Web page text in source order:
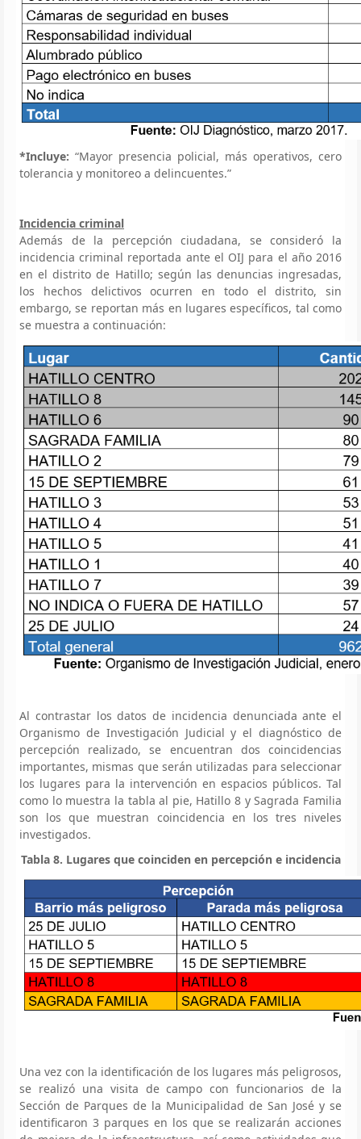
*Incluye: “Mayor presencia policial, más operativos, cero
tolerancia y monitoreo a delincuentes.”
Incidencia criminal
Además de la percepción ciudadana, se consideró la
incidencia criminal reportada ante el OIJ para el año 2016
en el distrito de Hatillo; según las denuncias ingresadas,
los hechos delictivos ocurren en todo el distrito, sin
embargo, se reportan más en lugares específicos, tal como
se muestra a continuación:
Al contrastar los datos de incidencia denunciada ante el
Organismo de Investigación Judicial y el diagnóstico de
percepción realizado, se encuentran dos coincidencias
importantes, mismas que serán utilizadas para seleccionar
los lugares para la intervención en espacios públicos. Tal
como lo muestra la tabla al pie, Hatillo 8 y Sagrada Familia
son los que muestran coincidencia en los tres niveles
investigados.
Tabla 8. Lugares que coinciden en percepción e incidencia
Una vez con la identificación de los lugares más peligrosos,
se realizó una visita de campo con funcionarios de la
Sección de Parques de la Municipalidad de San José y se
identificaron 3 parques en los que se realizarán acciones